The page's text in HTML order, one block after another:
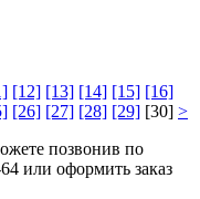
[12] [13] [14] [15] [16]
[26] [27] [28] [29] [30] >
позвонив по
или оформить заказ